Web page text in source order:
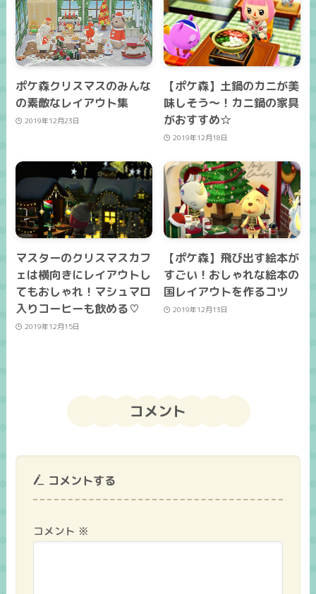
ポケ森クリスマスのみんな
の素敵なレイアウト集
2019年12月23日
【ポケ森】土鍋のカニが美
味しそう～！カニ鍋の家具
がおすすめ☆
2019年12月18日
マスターのクリスマスカフ
ェは横向きにレイアウトし
てもおしゃれ！マシュマロ
入りコーヒーも飲める♡
2019年12月15日
【ポケ森】飛び出す絵本が
すごい！おしゃれな絵本の
国レイアウトを作るコツ
2019年12月13日
コメント
コメントする
コメント ※